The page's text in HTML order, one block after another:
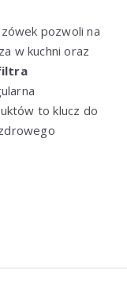
pozwoli na
w kuchni oraz
to klucz do